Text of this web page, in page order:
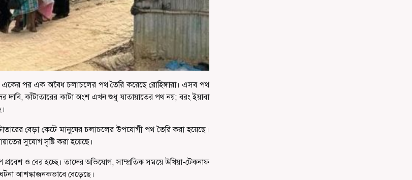
একের পর এক অবৈধ চলাচলের পথ তৈরি করেছে রোহিঙ্গারা। এসব পথ
দাবি, কাঁটাতারের কাটা অংশ এখন শুধু যাতায়াতের পথ নয়; বরং ইয়াবা
বেড়া কেটে মানুষের চলাচলের উপযোগী পথ তৈরি করা হয়েছে।
সুযোগ সৃষ্টি করা হয়েছে।
প্রবেশ ও বের হচ্ছে। তাদের অভিযোগ, সাম্প্রতিক সময়ে উখিয়া-টেকনাফ
আশঙ্কাজনকভাবে বেড়েছে।